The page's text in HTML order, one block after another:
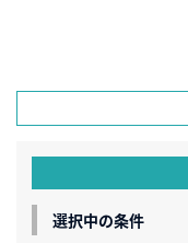
選択中の条件